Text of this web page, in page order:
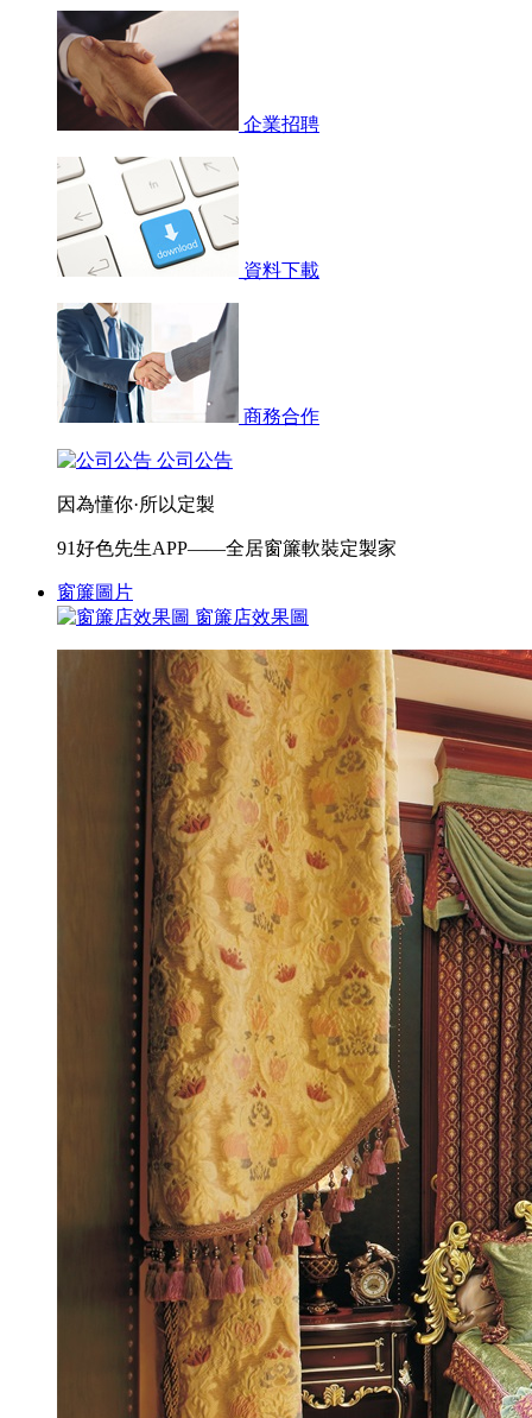
企業招聘
資料下載
商務合作
公司公告
因為懂你·所以定製
91好色先生APP——全居窗簾軟裝定製家
窗簾圖片
窗簾店效果圖